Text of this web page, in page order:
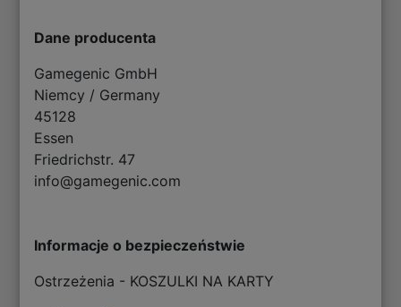
Dane producenta
Gamegenic GmbH
Niemcy / Germany
45128
Essen
Friedrichstr. 47
info@gamegenic.com
Informacje o bezpieczeństwie
Ostrzeżenia - KOSZULKI NA KARTY